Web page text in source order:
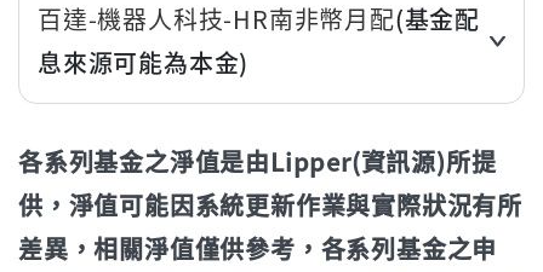
近6個月
12.33%
近1年(%)
近2年(%)
46.43%
近3年
77.30%
年初至今
13.97%
百達-機器人科技-HR南非幣月配(基金配
息來源可能為本金)
近6個月
12.61%
近1年(%)
29.59%
各系列基金之淨值是由Lipper(資訊源)所提
供，淨值可能因系統更新作業與實際狀況有所
差異，相關淨值僅供參考，各系列基金之申